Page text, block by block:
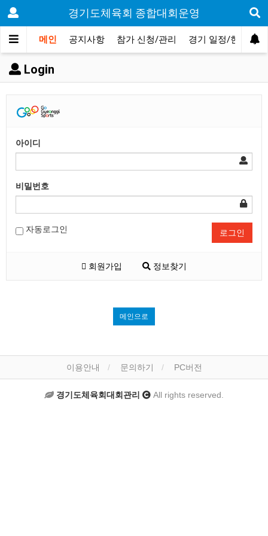
경기도체육회 종합대회운영
메인 공지사항 참가 신청/관리 경기 일정/현황
Login
아이디
비밀번호
자동로그인 로그인
회원가입 정보찾기
메인으로
이용안내 문의하기 PC버전
경기도체육회대회관리 All rights reserved.